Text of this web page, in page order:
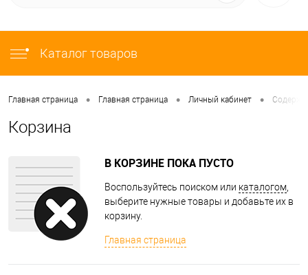
Каталог товаров
Главная страница • Главная страница • Личный кабинет •
Корзина
В КОРЗИНЕ ПОКА ПУСТО
Воспользуйтесь поиском или каталогом,
выберите нужные товары и добавьте их в
корзину.
Главная страница